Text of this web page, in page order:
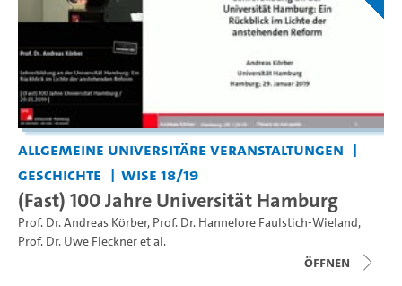
Allgemeine universitäre Veranstaltungen
Geschichte
WiSe 18/19
(Fast) 100 Jahre Universität Hamburg
Prof. Dr. Andreas Körber, Prof. Dr. Hannelore Faulstich-Wieland,
Prof. Dr. Uwe Fleckneret al.
Öffnen